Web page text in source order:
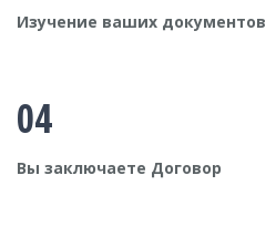
Изучение ваших документов
04
Вы заключаете Договор